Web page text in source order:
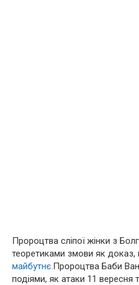
Пророцтва сліпої жінки з
теоретиками змови як
майбутнє.Пророцтва Баби
подіями, як атаки 11 вересня